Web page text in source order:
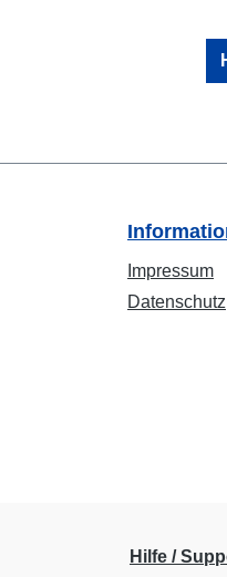
Impressum
Datenschutz
Hilfe /